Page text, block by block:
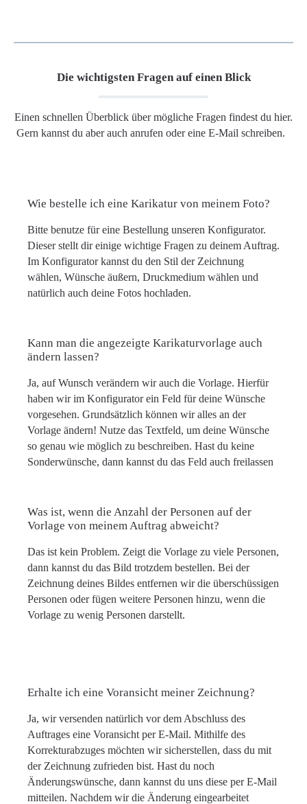
Die wichtigsten Fragen auf einen Blick
Einen schnellen Überblick über mögliche Fragen findest du hier.
Gern kannst du aber auch anrufen oder eine E-Mail schreiben.
Wie bestelle ich eine Karikatur von meinem Foto?
Bitte benutze für eine Bestellung unseren Konfigurator.
Dieser stellt dir einige wichtige Fragen zu deinem Auftrag.
Im Konfigurator kannst du den Stil der Zeichnung
wählen, Wünsche äußern, Druckmedium wählen und
natürlich auch deine Fotos hochladen.
Kann man die angezeigte Karikaturvorlage auch
ändern lassen?
Ja, auf Wunsch verändern wir auch die Vorlage. Hierfür
haben wir im Konfigurator ein Feld für deine Wünsche
vorgesehen. Grundsätzlich können wir alles an der
Vorlage ändern! Nutze das Textfeld, um deine Wünsche
so genau wie möglich zu beschreiben. Hast du keine
Sonderwünsche, dann kannst du das Feld auch freilassen
Was ist, wenn die Anzahl der Personen auf der
Vorlage von meinem Auftrag abweicht?
Das ist kein Problem. Zeigt die Vorlage zu viele Personen,
dann kannst du das Bild trotzdem bestellen. Bei der
Zeichnung deines Bildes entfernen wir die überschüssigen
Personen oder fügen weitere Personen hinzu, wenn die
Vorlage zu wenig Personen darstellt.
Erhalte ich eine Voransicht meiner Zeichnung?
Ja, wir versenden natürlich vor dem Abschluss des
Auftrages eine Voransicht per E-Mail. Mithilfe des
Korrekturabzuges möchten wir sicherstellen, dass du mit
der Zeichnung zufrieden bist. Hast du noch
Änderungswünsche, dann kannst du uns diese per E-Mail
mitteilen. Nachdem wir die Änderung eingearbeitet